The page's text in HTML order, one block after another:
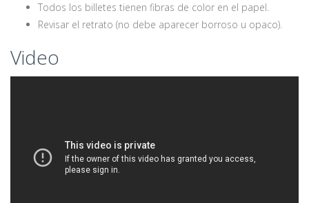
Todos los billetes tienen fibras de color en el papel.
Revisar el retrato (no debe aparecer borroso u opaco).
Video